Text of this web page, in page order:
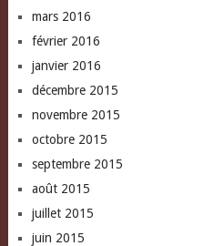
mars 2016
février 2016
janvier 2016
décembre 2015
novembre 2015
octobre 2015
septembre 2015
août 2015
juillet 2015
juin 2015